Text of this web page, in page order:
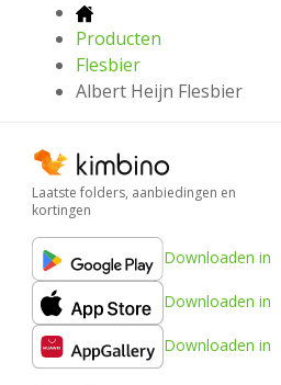
Producten
Flesbier
Albert Heijn Flesbier
Laatste folders, aanbiedingen en
kortingen
Downloaden in
Downloaden in
Downloaden in